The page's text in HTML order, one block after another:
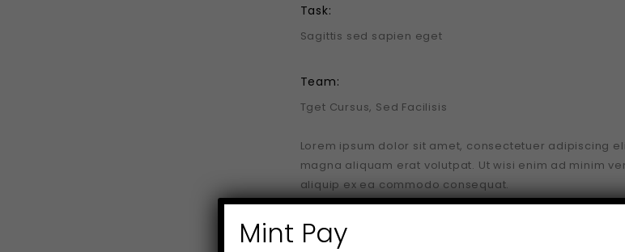
Task:
Sagittis sed sapien eget
Team:
Tget Cursus, Sed Facilisis
Lorem ipsum dolor sit amet, consectetuer adipiscing
magna aliquam erat volutpat. Ut wisi enim ad minim
aliquip ex ea commodo consequat.
Duis autem vel eum iriure dolor in hendrerit in
facilisis at vero eros et accumsan et iusto odio
Mint Pay